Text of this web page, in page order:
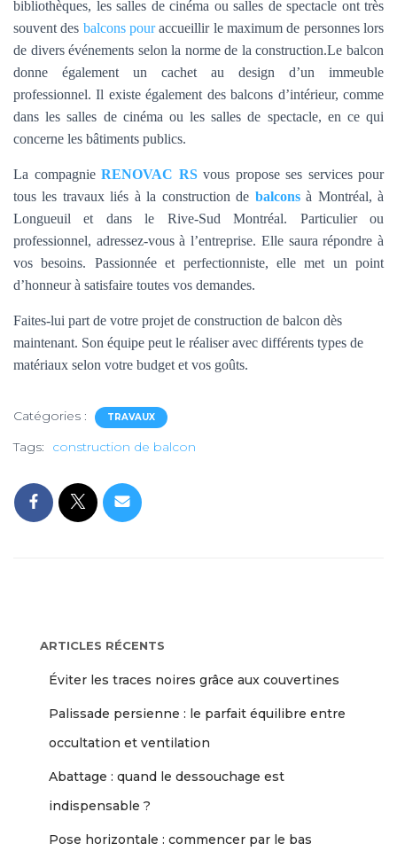
bibliothèques, les salles de cinéma ou salles de spectacle ont très
souvent des balcons pouraccueillir le maximum de personnes lors
de divers événements selon la norme de la construction.Le balcon
donne également un cachet au design d’un immeuble
professionnel. Il existe également des balcons d’intérieur, comme
dans les salles de cinéma ou les salles de spectacle, en ce qui
concerne les bâtiments publics.
La compagnie RENOVAC RSvous propose ses services pour
tous les travaux liés à la construction de balconsà Montréal, à
Longueuil et dans le Rive-Sud Montréal. Particulier ou
professionnel, adressez-vous à l’entreprise. Elle saura répondre à
vos besoins. Passionnée et perfectionniste, elle met un point
d’honneur à satisfaire toutes vos demandes.
Faites-lui part de votre projet de construction de balcon dès
maintenant. Son équipe peut le réaliser avec différents types de
matériaux selon votre budget et vos goûts.
Catégories : TRAVAUX
Tags: construction de balcon
ARTICLES RÉCENTS
Éviter les traces noires grâce aux couvertines
Palissade persienne : le parfait équilibre entre
occultation et ventilation
Abattage : quand le dessouchage est
indispensable ?
Pose horizontale : commencer par le bas